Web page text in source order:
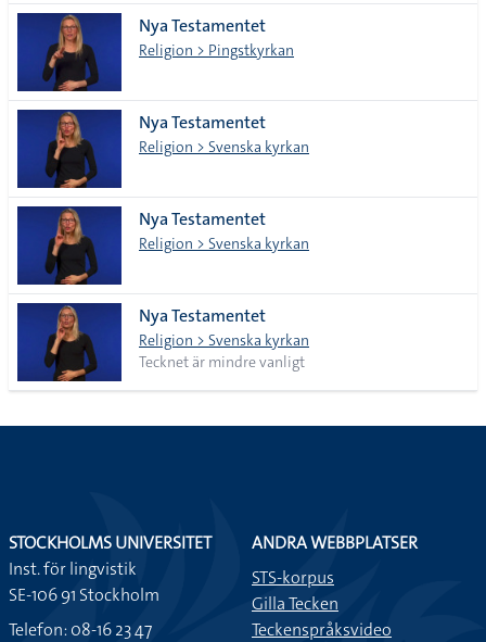
Nya Testamentet
Religion > Pingstkyrkan
Nya Testamentet
Religion > Svenska kyrkan
Nya Testamentet
Religion > Svenska kyrkan
Nya Testamentet
Religion > Svenska kyrkan
Tecknet är mindre vanligt
STOCKHOLMS UNIVERSITET
Inst. för lingvistik
SE-106 91 Stockholm
Telefon: 08-16 23 47
ANDRA WEBBPLATSER
STS-korpus
Gilla Tecken
Teckenspråksvideo